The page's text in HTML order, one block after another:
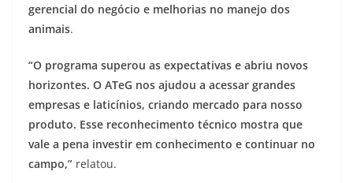
gerencial do negócio e melhorias no manejo dos
animais.
“O programa superou as expectativas e abriu novos
horizontes. O ATeG nos ajudou a acessar grandes
empresas e laticínios, criando mercado para nosso
produto. Esse reconhecimento técnico mostra que
vale a pena investir em conhecimento e continuar no
campo,” relatou.